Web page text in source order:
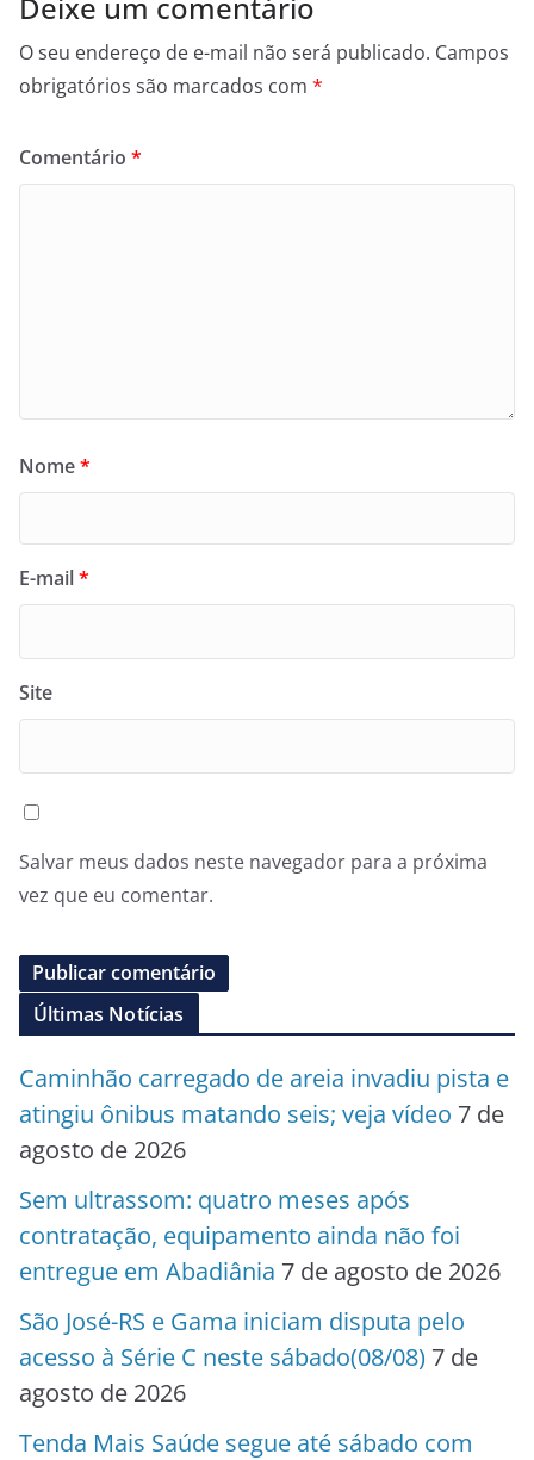
Deixe um comentário
O seu endereço de e-mail não será publicado. Campos
obrigatórios são marcados com *
Comentário *
Nome*
E-mail*
Site
Salvar meus dados neste navegador para a próxima
vez que eu comentar.
Últimas Notícias
Caminhão carregado de areia invadiu pista e
atingiu ônibus matando seis; veja vídeo 7 de
agosto de 2026
Sem ultrassom: quatro meses após
contratação, equipamento ainda não foi
entregue em Abadiânia 7 de agosto de 2026
São José-RS e Gama iniciam disputa pelo
acesso à Série C neste sábado(08/08) 7 de
agosto de 2026
Tenda Mais Saúde segue até sábado com